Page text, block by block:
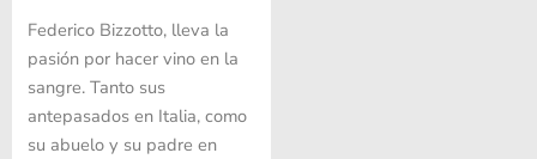
Federico Bizzotto, lleva la
pasión por hacer vino en la
sangre. Tanto sus
antepasados en Italia, como
su abuelo y su padre en